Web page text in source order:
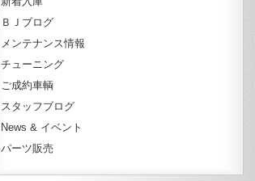
ＢＪブログ
メンテナンス情報
チューニング
ご成約車輌
スタッフブログ
News & イベント
パーツ販売